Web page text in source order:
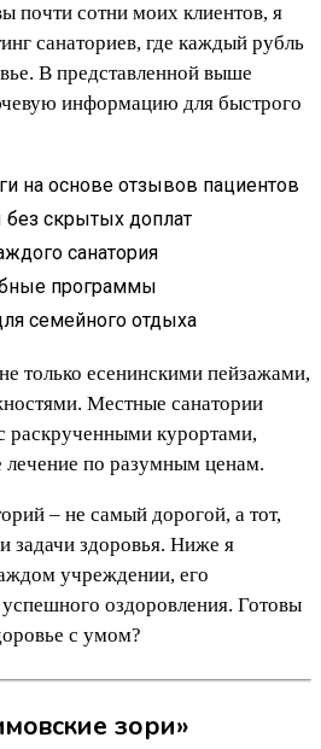
почти сотни моих клиентов, я
санаториев, где каждый рубль
В представленной выше
информацию для быстрого
на основе отзывов пациентов
скрытых доплат
санатория
программы
семейного отдыха
только есенинскими пейзажами,
Местные санатории
раскрученными курортами,
лечение по разумным ценам.
– не самый дорогой, а тот,
задачи здоровья. Ниже я
учреждении, его
оздоровления. Готовы
с умом?
зори»